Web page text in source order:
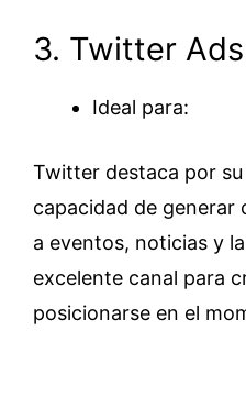
3. Twitter Ads
Ideal para:
Twitter destaca por
capacidad de
a eventos, noticias y
excelente canal para
posicionarse en el